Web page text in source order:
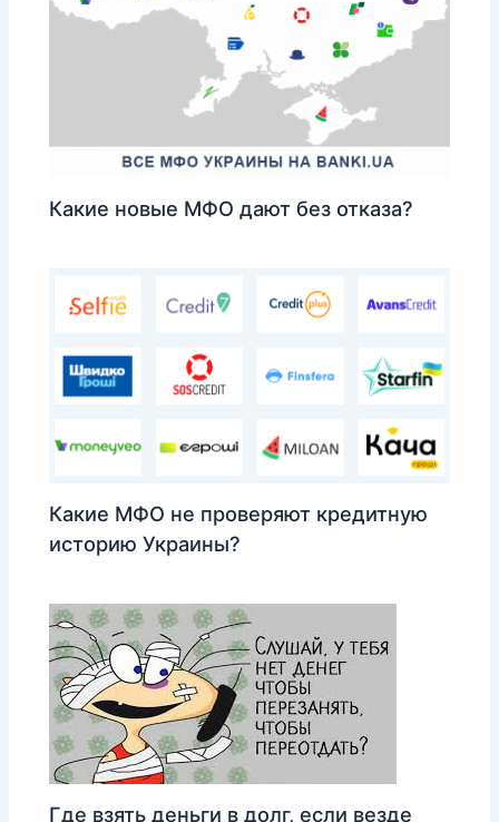
Какие новые МФО дают без отказа?
Какие МФО не проверяют кредитную
историю Украины?
Где взять деньги в долг, если везде